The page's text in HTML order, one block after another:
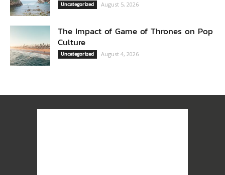
Uncategorized August 5, 2026
The Impact of Game of Thrones on Pop
Culture
Uncategorized August 4, 2026